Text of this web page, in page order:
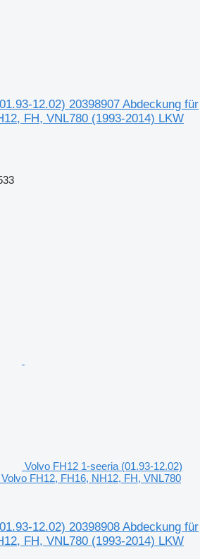
12.02) 20398907 Abdeckung für
FH, VNL780 (1993-2014) LKW
Volvo FH12 1-seeria (01.93-12.02)
FH12, FH16, NH12, FH, VNL780
12.02) 20398908 Abdeckung für
FH, VNL780 (1993-2014) LKW